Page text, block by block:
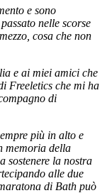
e sono
nelle scorse
cosa che non
e ai miei amici che
Freeletics che mi ha
di
più in alto e
memoria della
sostenere la nostra
alle due
di Bath può